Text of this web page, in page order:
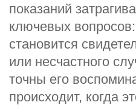
показаний
ключевых
становится
или несчастного
точны его
происходит, когда